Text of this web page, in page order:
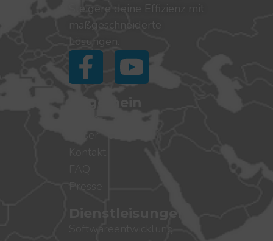
Steigere deine Effizienz mit
maßgeschneiderte
Lösungen.